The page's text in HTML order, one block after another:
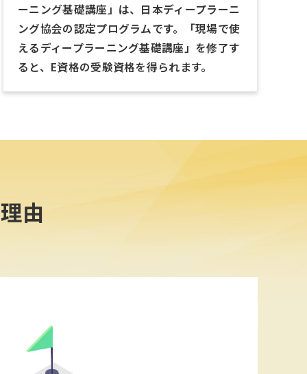
ーニング基礎講座」は、日本ディープラーニ
ング協会の認定プログラムです。「現場で使
えるディープラーニング基礎講座」を修了す
ると、E資格の受験資格を得られます。
由